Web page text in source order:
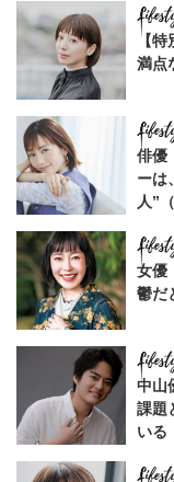
【
満点
俳優
ーは
人”
女優
鬱だ
中山
課題
いる